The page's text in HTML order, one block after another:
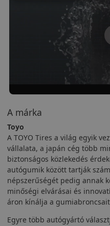
A márka
Toyo
A TOYO Tires a világ egyik
vállalata, a japán cég több
biztonságos közlekedés
autógumik között tartják
népszerűségét pedig annak
minőségi elvárásai és
áron kínálja a
Egyre több autógyártó